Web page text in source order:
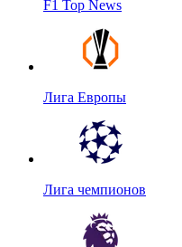
F1 Top News
Лига Европы
Лига чемпионов